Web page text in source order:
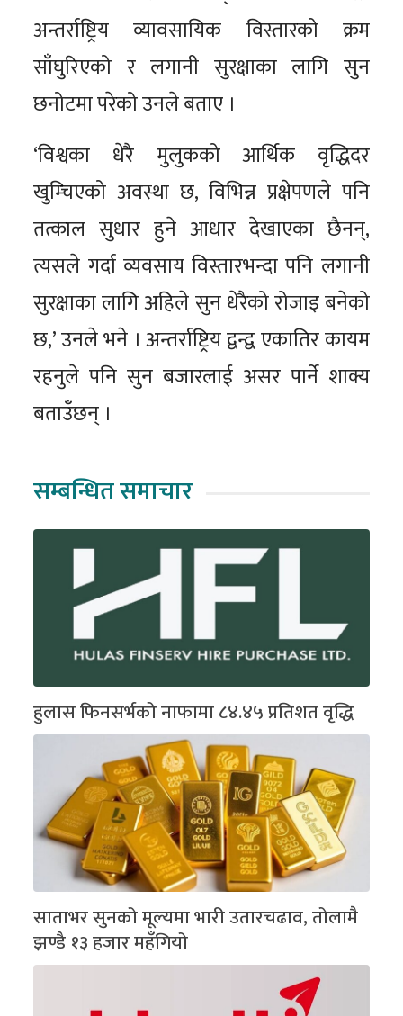
अन्तर्राष्ट्रिय व्यावसायिक विस्तारको क्रम
साँघुरिएको र लगानी सुरक्षाका लागि सुन
छनोटमा परेको उनले बताए ।
‘विश्वका धेरै मुलुकको आर्थिक वृद्धिदर
खुम्चिएको अवस्था छ, विभिन्न प्रक्षेपणले पनि
तत्काल सुधार हुने आधार देखाएका छैनन्,
त्यसले गर्दा व्यवसाय विस्तारभन्दा पनि लगानी
सुरक्षाका लागि अहिले सुन धेरैको रोजाइ बनेको
छ,’ उनले भने । अन्तर्राष्ट्रिय द्वन्द्व एकातिर कायम
रहनुले पनि सुन बजारलाई असर पार्ने शाक्य
बताउँछन् ।
सम्बन्धित समाचार
हुलास फिनसर्भको नाफामा ८४.४५ प्रतिशत वृद्धि
साताभर सुनको मूल्यमा भारी उतारचढाव, तोलामै
झण्डै १३ हजार महँगियो